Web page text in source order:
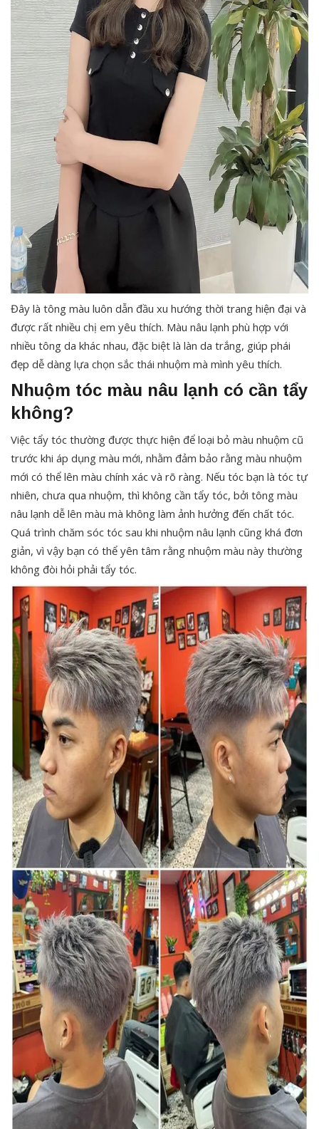
Đây là tông màu luôn dẫn đầu xu hướng thời trang hiện đại và
được rất nhiều chị em yêu thích. Màu nâu lạnh phù hợp với
nhiều tông da khác nhau, đặc biệt là làn da trắng, giúp phái
đẹp dễ dàng lựa chọn sắc thái nhuộm mà mình yêu thích.
Nhuộm tóc màu nâu lạnh có cần tẩy
không?
Việc tẩy tóc thường được thực hiện để loại bỏ màu nhuộm cũ
trước khi áp dụng màu mới, nhằm đảm bảo rằng màu nhuộm
mới có thể lên màu chính xác và rõ ràng. Nếu tóc bạn là tóc tự
nhiên, chưa qua nhuộm, thì không cần tẩy tóc, bởi tông màu
nâu lạnh dễ lên màu mà không làm ảnh hưởng đến chất tóc.
Quá trình chăm sóc tóc sau khi nhuộm nâu lạnh cũng khá đơn
giản, vì vậy bạn có thể yên tâm rằng nhuộm màu này thường
không đòi hỏi phải tẩy tóc.